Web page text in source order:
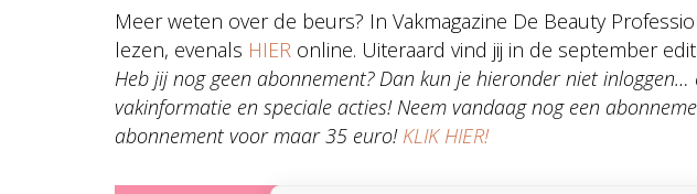
Meer weten over de beurs? In Vakmagazine De Beauty
lezen, evenals HIER online. Uiteraard vind jij in de september
Heb jij nog geen abonnement? Dan kun je hieronder niet inloggen…
vakinformatie en speciale acties! Neem vandaag nog een
abonnement voor maar 35 euro! KLIK HIER!